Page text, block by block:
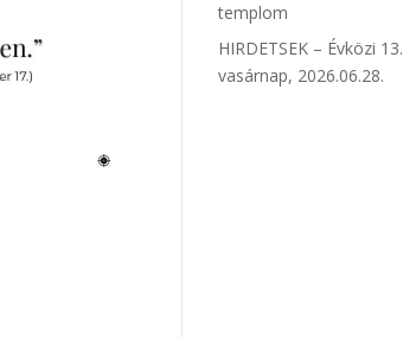
templom
HIRDETSEK – Évközi 13.
vasárnap, 2026.06.28.